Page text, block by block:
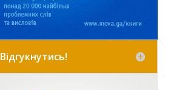
Відгукнутись!